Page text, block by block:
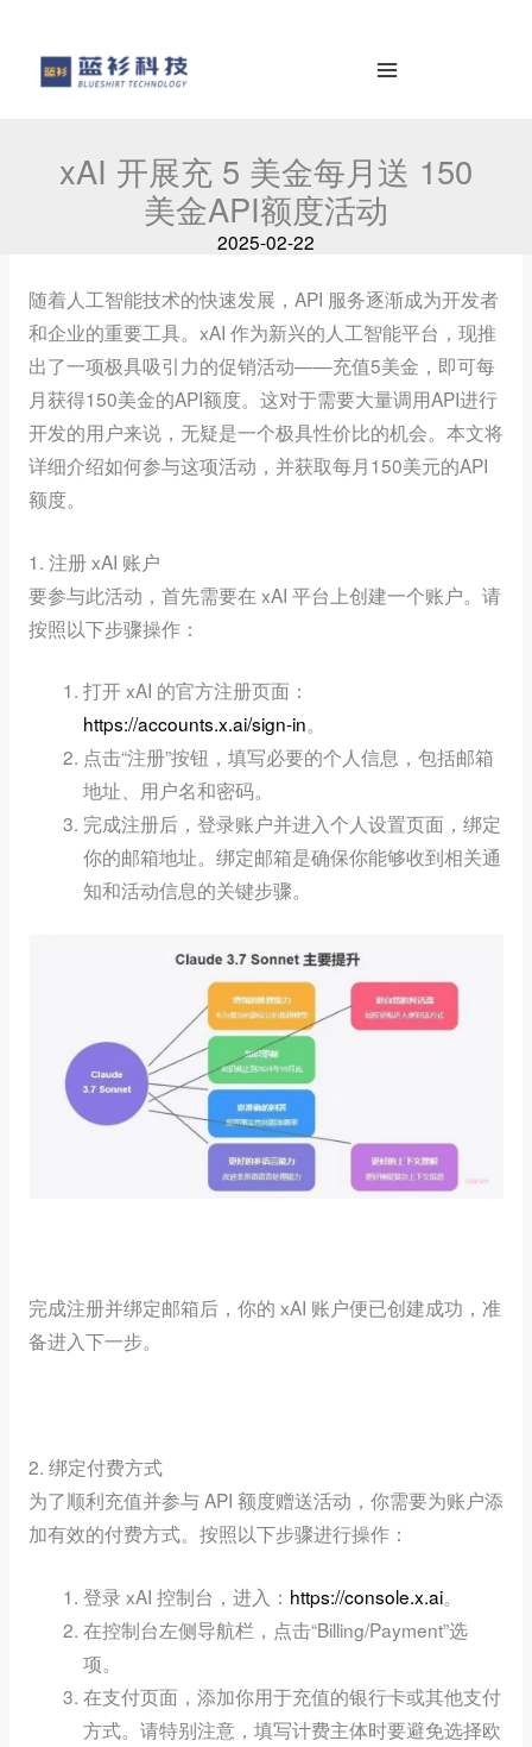
xAI 开展充 5 美金每月送 150
美金API额度活动
2025-02-22
随着人工智能技术的快速发展，API 服务逐渐成为开发者
和企业的重要工具。xAI 作为新兴的人工智能平台，现推
出了一项极具吸引力的促销活动——充值5美金，即可每
月获得150美金的API额度。这对于需要大量调用API进行
开发的用户来说，无疑是一个极具性价比的机会。本文将
详细介绍如何参与这项活动，并获取每月150美元的API
额度。
1. 注册 xAI 账户
要参与此活动，首先需要在 xAI 平台上创建一个账户。请
按照以下步骤操作：
打开 xAI 的官方注册页面：
https://accounts.x.ai/sign-in。
点击“注册”按钮，填写必要的个人信息，包括邮箱
地址、用户名和密码。
完成注册后，登录账户并进入个人设置页面，绑定
你的邮箱地址。绑定邮箱是确保你能够收到相关通
知和活动信息的关键步骤。
完成注册并绑定邮箱后，你的 xAI 账户便已创建成功，准
备进入下一步。
2. 绑定付费方式
为了顺利充值并参与 API 额度赠送活动，你需要为账户添
加有效的付费方式。按照以下步骤进行操作：
登录 xAI 控制台，进入： https://console.x.ai。
在控制台左侧导航栏，点击“Billing/Payment”选
项。
在支付页面，添加你用于充值的银行卡或其他支付
方式。请特别注意，填写计费主体时要避免选择欧
h